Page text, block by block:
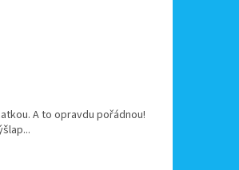
A to opravdu pořádnou!